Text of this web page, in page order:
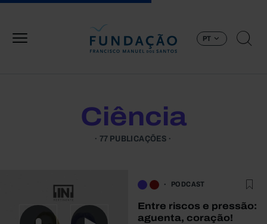
PT
Ciência
77 PUBLICAÇÕES
PODCAST
Entre riscos e pressão:
aguenta, coração!